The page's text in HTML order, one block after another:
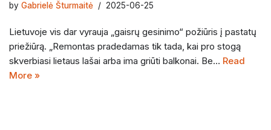
by Gabrielė Šturmaitė 2025-06-25
Lietuvoje vis dar vyrauja „gaisrų gesinimo“ požiūris į pastatų
priežiūrą. „Remontas pradedamas tik tada, kai pro stogą
skverbiasi lietaus lašai arba ima griūti balkonai. Be… Read
More »